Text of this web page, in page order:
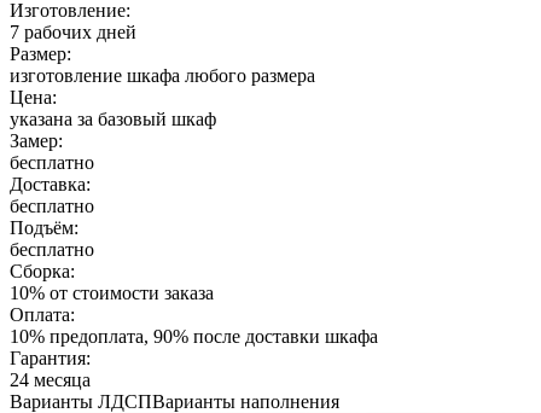
Изготовление:
7 рабочих дней
Размер:
изготовление шкафа любого размера
Цена:
указана за базовый шкаф
Замер:
бесплатно
Доставка:
бесплатно
Подъём:
бесплатно
Сборка:
10% от стоимости заказа
Оплата:
10% предоплата, 90% после доставки шкафа
Гарантия:
24 месяца
Варианты ЛДСПВарианты наполнения